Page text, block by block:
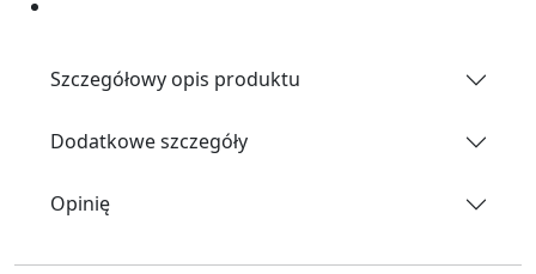
Szczegółowy opis produktu
Dodatkowe szczegóły
Opinię